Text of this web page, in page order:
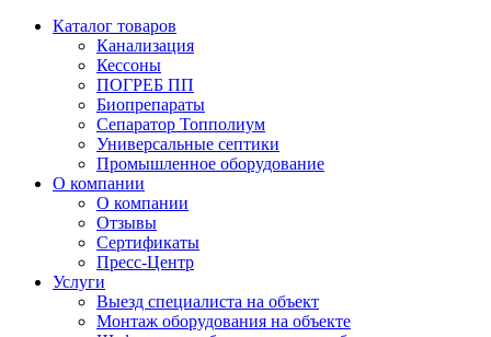
Каталог товаров
Канализация
Кессоны
ПОГРЕБ ПП
Биопрепараты
Сепаратор Топполиум
Универсальные септики
Промышленное оборудование
О компании
О компании
Отзывы
Сертификаты
Пресс-Центр
Услуги
Выезд специалиста на объект
Монтаж оборудования на объекте